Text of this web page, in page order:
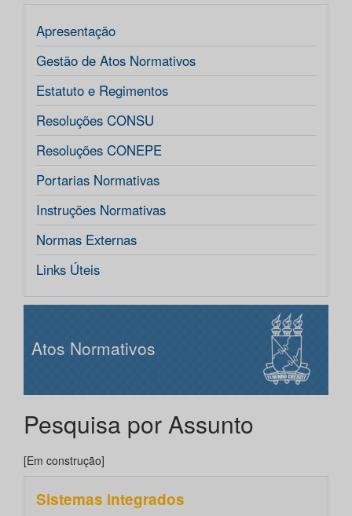
Apresentação
Gestão de Atos Normativos
Estatuto e Regimentos
Resoluções CONSU
Resoluções CONEPE
Portarias Normativas
Instruções Normativas
Normas Externas
Links Úteis
Atos Normativos
Pesquisa por Assunto
[Em construção]
Sistemas integrados